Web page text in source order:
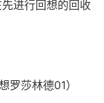
先进行回想的回收
罗莎林德01）